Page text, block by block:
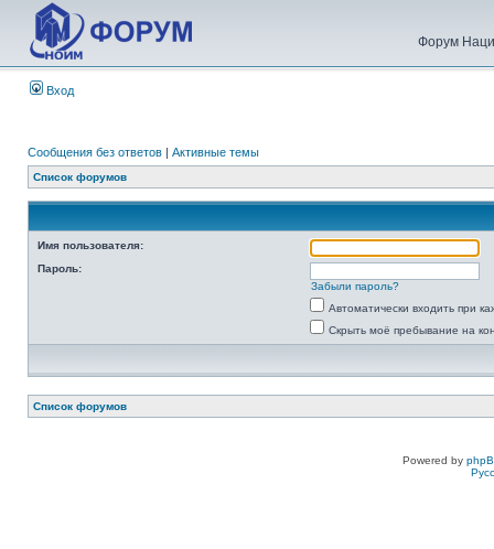
Форум
Вход
Сообщения без ответов | Активные темы
Список форумов
Имя пользователя:
Пароль:
Забыли пароль?
Автоматически входить при
Скрыть моё пребывание на
Список форумов
Powered by